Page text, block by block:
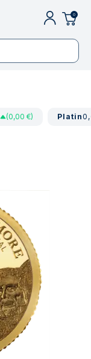
0
(0,00 €) Platin